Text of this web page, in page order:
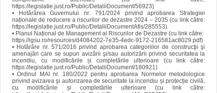
https://legislatie.just.ro/Public/DetaliiDocument/56923)
•
Hotărârea Guvernului nr. 791/2024 privind aprobarea Strategiei
naționale de reducere a riscurilor de dezastre 2024 – 2035 (cu link către:
https://legislatie.just.ro/Public/DetaliiDocumentAfis/285553)
• Planul Național de Management al Riscurilor de Dezastre (cu link către:
https://igsu.ro/resources/d4084202-7e35-4edc-9172-216581ac8029.pdf)
• Hotărâre nr. 571/2016 privind aprobarea categoriilor de construcţii şi
amenajări care se supun avizării şi/sau autorizării privind securitatea la
incendiu, cu modificările și completările ulterioare (cu link către:
https://legislatie.just.ro/Public/DetaliiDocument/180921)
• Ordinul MAI nr. 180/2022 pentru aprobarea Normelor metodologice
privind avizarea şi autorizarea de securitate la incendiu și protecție civilă,
cu modificările și completările ulterioare (cu link către: